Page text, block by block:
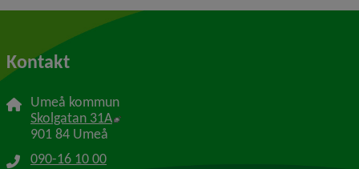
Kontakt
Umeå kommun
Skolgatan 31A Länk till annan webbplats, öppnas i nytt
901 84 Umeå
090-16 10 00